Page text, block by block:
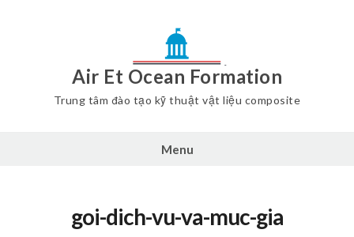
Air Et Ocean Formation
Trung tâm đào tạo kỹ thuật vật liệu composite
Menu
goi-dich-vu-va-muc-gia